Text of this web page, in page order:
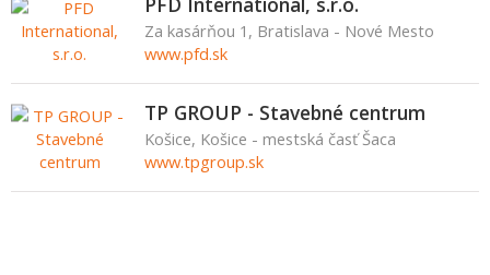
Za kasárňou 1, Bratislava - Nové Mesto
www.pfd.sk
TP GROUP - Stavebné centrum
Košice, Košice - mestská časť Šaca
www.tpgroup.sk